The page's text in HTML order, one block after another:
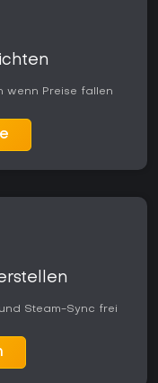
wenn Preise fallen
Steam-Sync frei